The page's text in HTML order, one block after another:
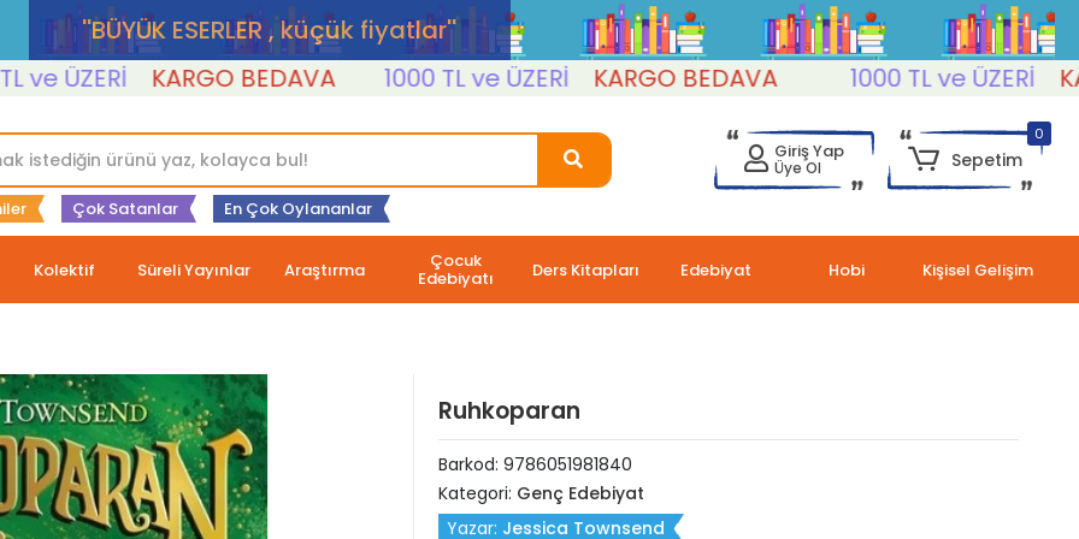
''BÜYÜK ESERLER , küçük fiyatlar''
KARGO BEDAVA 1000 TL ve ÜZERİ KARGO BEDAVA 1000 TL ve ÜZERİ
Çok Satanlar En Çok Oylananlar
Giriş Yap
Üye Ol
0
Sepetim
Kolektif Süreli Yayınlar Araştırma Çocuk
Edebiyatı Ders Kitapları Edebiyat Hobi Kişisel Gelişim
Ruhkoparan
Barkod: 9786051981840
Kategori: Genç Edebiyat
Yazar: Jessica Townsend